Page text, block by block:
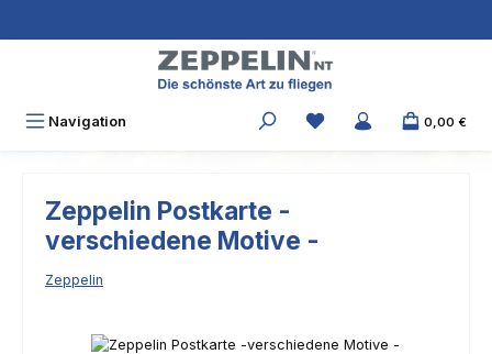
Navigation 0,00 €
Zeppelin Postkarte -
verschiedene Motive -
Zeppelin
Bildergalerie überspringen